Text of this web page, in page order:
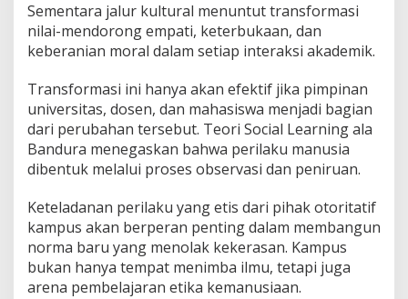
Sementara jalur kultural menuntut transformasi
nilai-mendorong empati, keterbukaan, dan
keberanian moral dalam setiap interaksi akademik.
Transformasi ini hanya akan efektif jika pimpinan
universitas, dosen, dan mahasiswa menjadi bagian
dari perubahan tersebut. Teori Social Learning ala
Bandura menegaskan bahwa perilaku manusia
dibentuk melalui proses observasi dan peniruan.
Keteladanan perilaku yang etis dari pihak otoritatif
kampus akan berperan penting dalam membangun
norma baru yang menolak kekerasan. Kampus
bukan hanya tempat menimba ilmu, tetapi juga
arena pembelajaran etika kemanusiaan.